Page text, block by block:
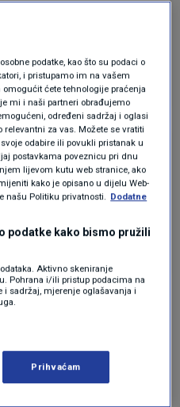
Odgovor
prije 2 godina
pravdu i naplati svu
Odgovor
podatke, kao što su podaci o
i pristupamo im na vašem
ćete tehnologije praćenja
mi i naši partneri obrađujemo
određeni sadržaj i oglasi
za vas. Možete se vratiti
odabire ili povukli pristanak u
postavkama poveznicu pri dnu
lijevom kutu web stranice, ako
kako je opisano u dijelu Web-
našu Politiku privatnosti.
Dodatne
podatke kako bismo pružili
Aktivno skeniranje
Pohrana i/ili pristup podacima na
sadržaj, mjerenje oglašavanja i
Prihvaćam